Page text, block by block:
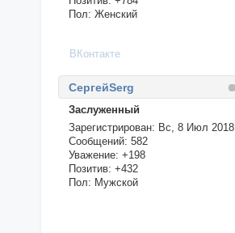
Пол: Женский
ВКонтакте
СергейSerg
Заслуженный
Зарегистрирован: Вс, 8 Июл 2018
Сообщений: 582
Уважение: +198
Позитив: +432
Пол: Мужской